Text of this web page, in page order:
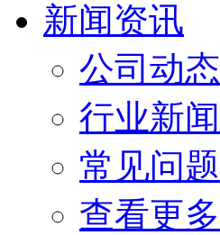
新闻资讯
公司动态
行业新闻
常见问题
查看更多